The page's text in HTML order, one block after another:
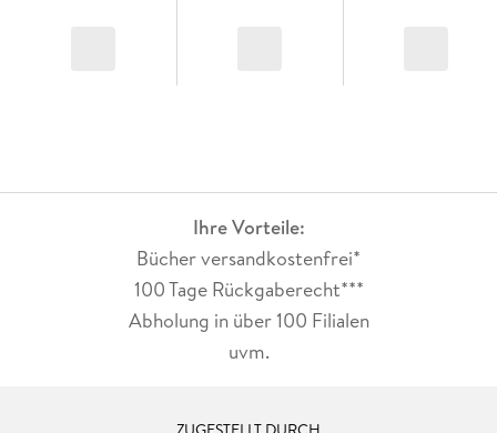
Ihre Vorteile:
Bücher versandkostenfrei*
100 Tage Rückgaberecht***
Abholung in über 100 Filialen
uvm.